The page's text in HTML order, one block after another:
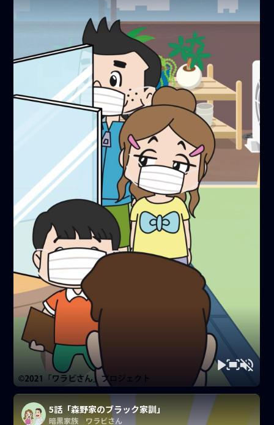
5話「森野家のブラック家訓」
暗黒家族 ワラビさん